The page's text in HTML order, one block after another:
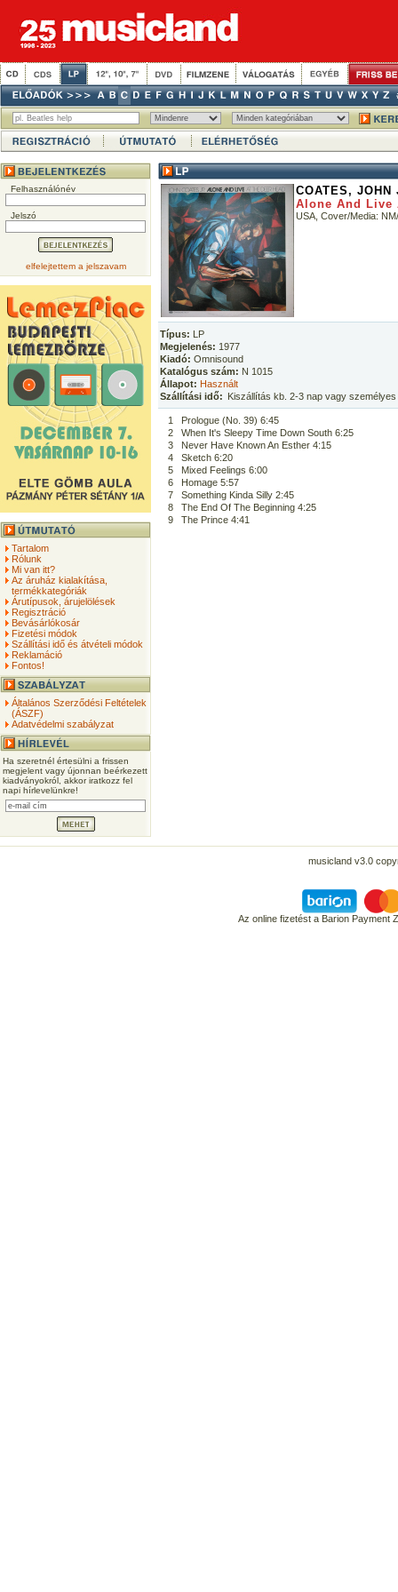
Felhasználónév
Jelszó
elfelejtettem a jelszavam
Tartalom
Rólunk
Mi van itt?
Az áruház kialakítása,
termékkategóriák
Árutípusok, árujelölések
Regisztráció
Bevásárlókosár
Fizetési módok
Szállítási idő és átvételi módok
Reklamáció
Fontos!
Általános Szerződési Feltételek
(ÁSZF)
Adatvédelmi szabályzat
Ha szeretnél értesülni a frissen
megjelent vagy újonnan beérkezett
kiadványokról, akkor iratkozz fel
napi hírlevelünkre!
COATES, JOHN
Alone And Live
USA, Cover/Media:
Típus: LP
Megjelenés: 1977
Kiadó: Omnisound
Katalógus szám: N 1015
Állapot: Használt
Szállítási idő: Kiszállítás kb. 2-3 nap vagy
1
Prologue (No. 39) 6:45
2
When It's Sleepy Time Down South 6:25
3
Never Have Known An Esther 4:15
4
Sketch 6:20
5
Mixed Feelings 6:00
6
Homage 5:57
7
Something Kinda Silly 2:45
8
The End Of The Beginning 4:25
9
The Prince 4:41
musicland v3.0
Az online fizetést a Barion Payment